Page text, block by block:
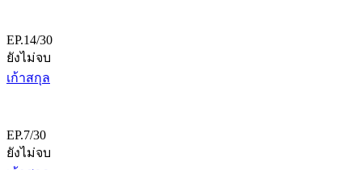
EP.14/30
ยังไม่จบ
เก้าสกุล
EP.7/30
ยังไม่จบ